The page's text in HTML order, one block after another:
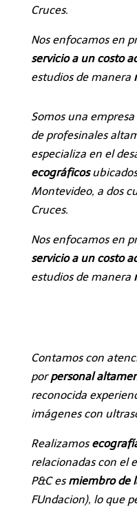
Cruces.
Nos enfocamos en
servicio a un costo
estudios de manera
Somos una
de profesinales
especializa en el
ecográficos
Montevideo, a dos
Cruces.
Nos enfocamos en
servicio a un costo
estudios de manera
Contamos con
porpersonal
reconocida
imágenes con
Realizamos
relacionadas con el
P&C esmiembro de
FUndacion), lo que